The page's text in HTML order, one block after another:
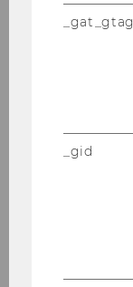
_gat_gtag
_gid